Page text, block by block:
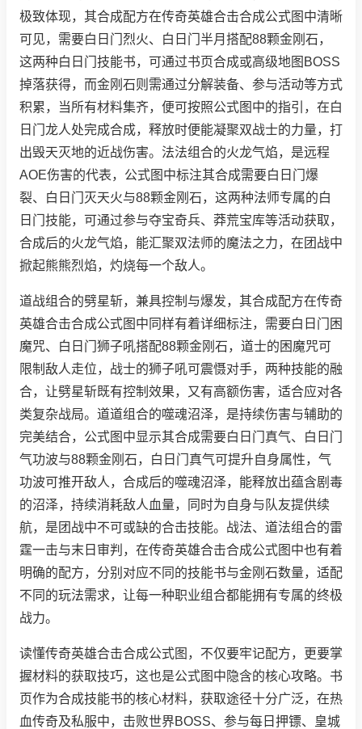
极致体现，其合成配方在传奇英雄合击合成公式图中清晰
可见，需要白日门烈火、白日门半月搭配88颗金刚石，
这两种白日门技能书，可通过书页合成或高级地图BOSS
掉落获得，而金刚石则需通过分解装备、参与活动等方式
积累，当所有材料集齐，便可按照公式图中的指引，在白
日门龙人处完成合成，释放时便能凝聚双战士的力量，打
出毁天灭地的近战伤害。法法组合的火龙气焰，是远程
AOE伤害的代表，公式图中标注其合成需要白日门爆
裂、白日门灭天火与88颗金刚石，这两种法师专属的白
日门技能，可通过参与夺宝奇兵、莽荒宝库等活动获取，
合成后的火龙气焰，能汇聚双法师的魔法之力，在团战中
掀起熊熊烈焰，灼烧每一个敌人。
道战组合的劈星斩，兼具控制与爆发，其合成配方在传奇
英雄合击合成公式图中同样有着详细标注，需要白日门困
魔咒、白日门狮子吼搭配88颗金刚石，道士的困魔咒可
限制敌人走位，战士的狮子吼可震慑对手，两种技能的融
合，让劈星斩既有控制效果，又有高额伤害，适合应对各
类复杂战局。道道组合的噬魂沼泽，是持续伤害与辅助的
完美结合，公式图中显示其合成需要白日门真气、白日门
气功波与88颗金刚石，白日门真气可提升自身属性，气
功波可推开敌人，合成后的噬魂沼泽，能释放出蕴含剧毒
的沼泽，持续消耗敌人血量，同时为自身与队友提供续
航，是团战中不可或缺的合击技能。战法、道法组合的雷
霆一击与末日审判，在传奇英雄合击合成公式图中也有着
明确的配方，分别对应不同的技能书与金刚石数量，适配
不同的玩法需求，让每一种职业组合都能拥有专属的终极
战力。
读懂传奇英雄合击合成公式图，不仅要牢记配方，更要掌
握材料的获取技巧，这也是公式图中隐含的核心攻略。书
页作为合成技能书的核心材料，获取途径十分广泛，在热
血传奇及私服中，击败世界BOSS、参与每日押镖、皇城